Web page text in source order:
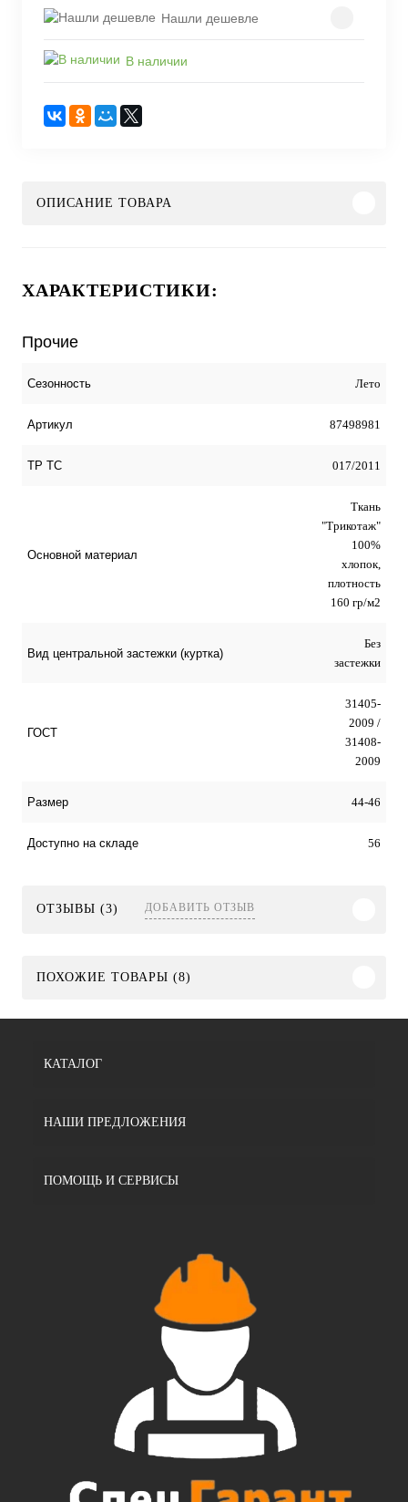
Нашли дешевле
В наличии
ОПИСАНИЕ ТОВАРА
ХАРАКТЕРИСТИКИ:
Прочие
Сезонность Лето
Артикул 87498981
ТР ТС 017/2011
Основной материал
Ткань
"Трикотаж"
100%
хлопок,
плотность
160 гр/м2
Вид центральной застежки (куртка)
Без
застежки
ГОСТ
31405-
2009 /
31408-
2009
Размер 44-46
Доступно на складе 56
ОТЗЫВЫ (3) ДОБАВИТЬ ОТЗЫВ
ПОХОЖИЕ ТОВАРЫ (8)
КАТАЛОГ
НАШИ ПРЕДЛОЖЕНИЯ
ПОМОЩЬ И СЕРВИСЫ